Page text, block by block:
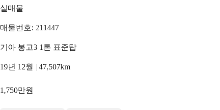
실매물
매물번호: 211447
기아 봉고3 1톤 표준탑
19년 12월 | 47,507km
1,750만원